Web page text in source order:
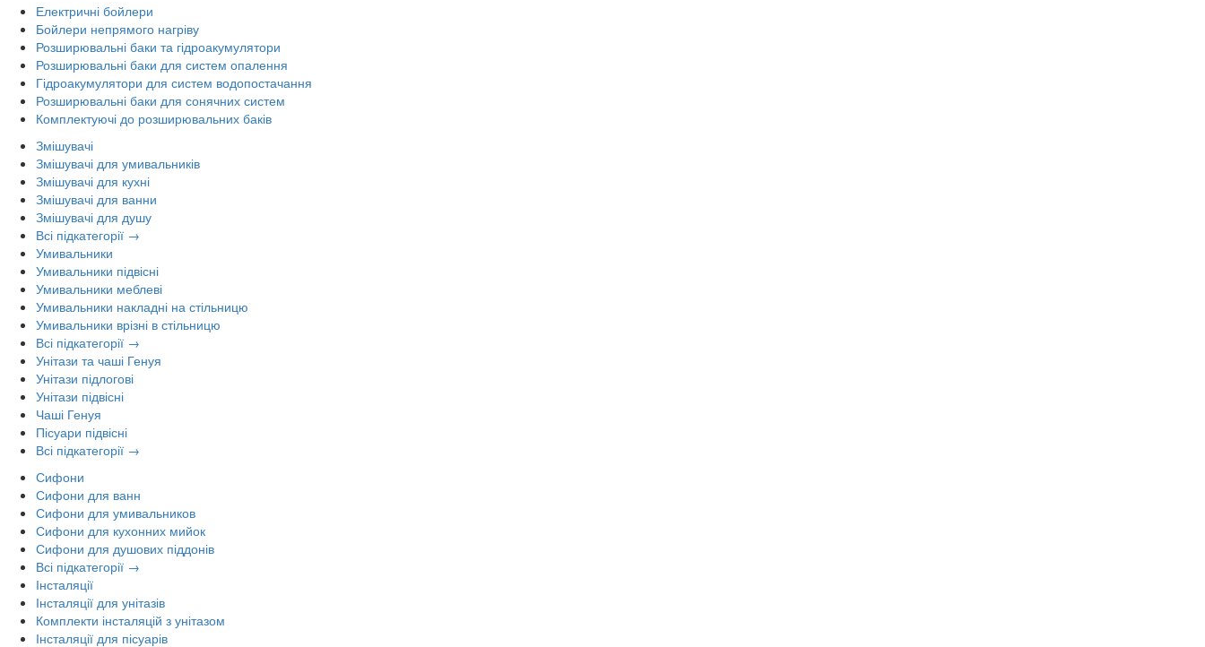
Електричні бойлери
Бойлери непрямого нагріву
Розширювальні баки та гідроакумулятори
Розширювальні баки для систем опалення
Гідроакумулятори для систем водопостачання
Розширювальні баки для сонячних систем
Комплектуючі до розширювальних баків
Змішувачі
Змішувачі для умивальників
Змішувачі для кухні
Змішувачі для ванни
Змішувачі для душу
Всі підкатегорії →
Умивальники
Умивальники підвісні
Умивальники меблеві
Умивальники накладні на стільницю
Умивальники врізні в стільницю
Всі підкатегорії →
Унітази та чаші Генуя
Унітази підлогові
Унітази підвісні
Чаші Генуя
Пісуари підвісні
Всі підкатегорії →
Сифони
Сифони для ванн
Сифони для умивальников
Сифони для кухонних мийок
Сифони для душових піддонів
Всі підкатегорії →
Інсталяції
Інсталяції для унітазів
Комплекти інсталяцій з унітазом
Інсталяції для пісуарів